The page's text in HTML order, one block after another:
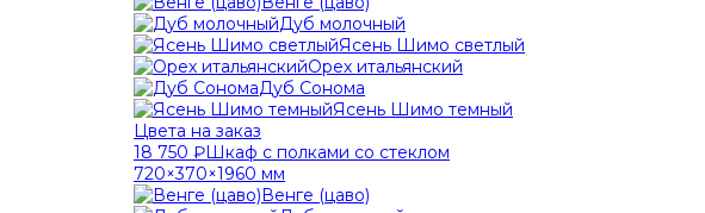
Дуб молочный
Ясень Шимо светлый
Орех итальянский
Дуб Сонома
Ясень Шимо темный
Цвета на заказ
18 750 ₽Шкаф с полками со стеклом
720×370×1960 мм
Венге (цаво)